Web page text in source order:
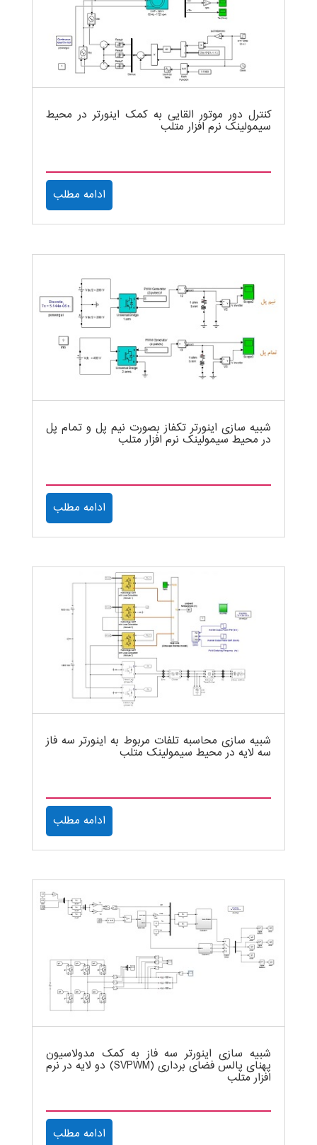
کنترل دور موتور القایی به کمک اینورتر در محیط
سیمولینک نرم افزار متلب
ادامه مطلب
شبیه سازی اینورتر تکفاز بصورت نیم پل و تمام پل
در محیط سیمولینک نرم افزار متلب
ادامه مطلب
شبیه سازی محاسبه تلفات مربوط به اینورتر سه فاز
سه لایه در محیط سیمولینک متلب
ادامه مطلب
شبیه سازی اینورتر سه فاز به کمک مدولاسیون
پهنای پالس فضای برداری (SVPWM) دو لایه در نرم
افزار متلب
ادامه مطلب